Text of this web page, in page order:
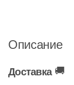
Описание
Доставка 🚚